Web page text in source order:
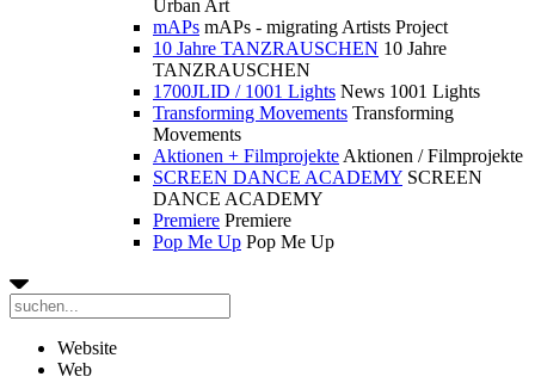
Urban Art
mAPs mAPs - migrating Artists Project
10 Jahre TANZRAUSCHEN 10 Jahre
TANZRAUSCHEN
1700JLID / 1001 Lights News 1001 Lights
Transforming Movements Transforming
Movements
Aktionen + Filmprojekte Aktionen / Filmprojekte
SCREEN DANCE ACADEMY SCREEN
DANCE ACADEMY
Premiere Premiere
Pop Me Up Pop Me Up
Website
Web